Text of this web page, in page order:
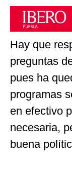
Hay que
preguntas
pues ha
programas
en efectivo
necesaria,
buena